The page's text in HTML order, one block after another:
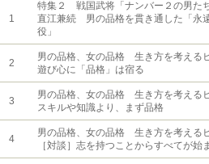
1
特集２ 戦国武将「ナンバー２の男た
直江兼続 男の品格を貫き通した「永
役」
2
男の品格、女の品格 生き方を考える
遊び心に「品格」は宿る
3
男の品格、女の品格 生き方を考える
スキルや知識より、まず品格
4
男の品格、女の品格 生き方を考える
［対談］志を持つことからすべてが始